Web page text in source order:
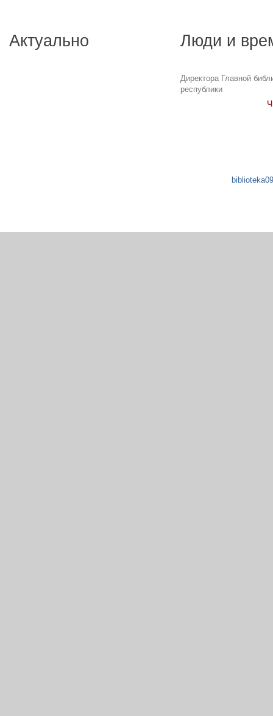
Актуально Люди и
Директора Главной
республики